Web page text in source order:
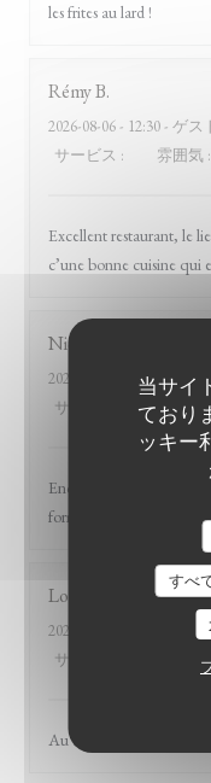
当サイ
ており
ッキー
すべ
les frites au lard !
RémyB
2026-08-06- 12:30 - ゲス
サービス : 雰囲気 :
Excellent restaurant, le
c’une bonne cuisine qui
Nicolas
2026-07-31
- 20:15 - ゲス
サービス
/5 雰囲気:
Encore un excellent
formidable et la
Louis
2026-07-31
- 19:45 - ゲス
サービス
雰囲気:
Au top ce resto !
LE